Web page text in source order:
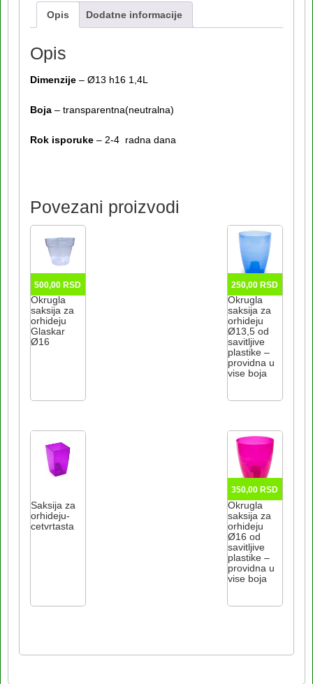
Ø13
količina
Opis Dodatne informacije
Opis
Dimenzije – Ø13 h16 1,4L
Boja – transparentna(neutralna)
Rok isporuke – 2-4 radna dana
Povezani proizvodi
Okrugla
saksija za
orhideju
Glaskar
Ø16
500,00 RSD
Okrugla
saksija za
orhideju
Ø13,5 od
savitljive
plastike –
providna u
vise boja
250,00RSD
Saksija za
orhideju-
cetvrtasta
Okrugla
saksija za
orhideju
Ø16 od
savitljive
plastike –
providna u
vise boja
350,00 RSD